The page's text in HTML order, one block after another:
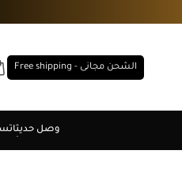
الشحن مجانى - Free shipping